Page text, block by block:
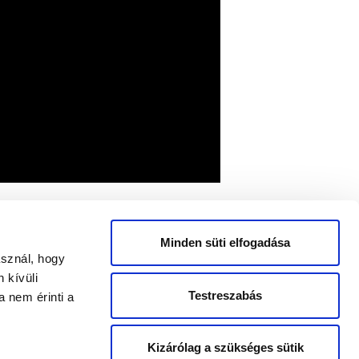
hogy
kívüli
nem érinti a
Minden süti elfogadása
Testreszabás
Kizárólag a szükséges sütik
fő célja a szűrővizsgálatok
2 millió adományt ajánl fel
pusztán azzal, hogy részt vesz az
250 millió forint támogatást kapott a